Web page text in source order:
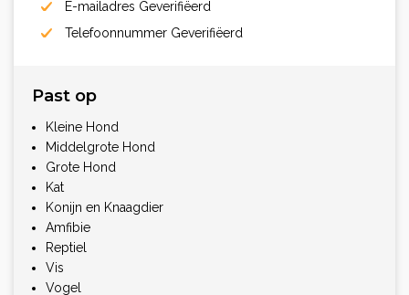
E-mailadres Geverifiëerd
Telefoonnummer Geverifiëerd
Past op
Kleine Hond
Middelgrote Hond
Grote Hond
Kat
Konijn en Knaagdier
Amfibie
Reptiel
Vis
Vogel